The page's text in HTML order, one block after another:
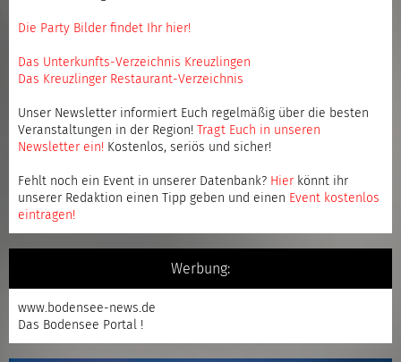
Die Party Bilder findet Ihr hier!
Das Unterkunfts-Verzeichnis Kreuzlingen
Das Kreuzlinger Restaurant-Verzeichnis
Unser Newsletter informiert Euch regelmäßig über die besten
Veranstaltungen in der Region!
Tragt Euch in unseren
Newsletter ein! Kostenlos, seriös und sicher!
Fehlt noch ein Event in unserer Datenbank? Hier könnt ihr
unserer Redaktion einen Tipp geben und einen Event kostenlos
eintragen!
Werbung:
www.bodensee-news.de
Das Bodensee Portal !